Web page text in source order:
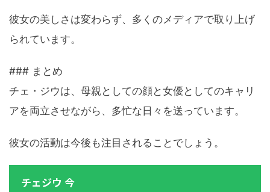
彼女の美しさは変わらず、多くのメディアで取り上げ
られています。
### まとめ
チェ・ジウは、母親としての顔と女優としてのキャリ
アを両立させながら、多忙な日々を送っています。
彼女の活動は今後も注目されることでしょう。
チェジウ 今